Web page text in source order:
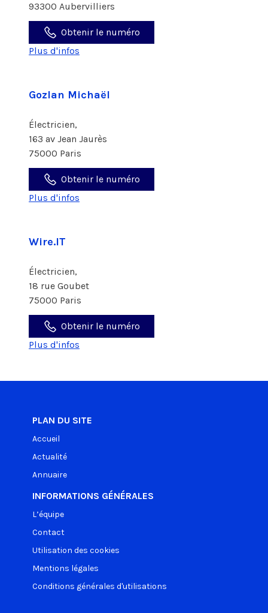
93300 Aubervilliers
Obtenir le numéro
Plus d'infos
Gozlan Michaël
Électricien,
163 av Jean Jaurès
75000 Paris
Obtenir le numéro
Plus d'infos
Wire.IT
Électricien,
18 rue Goubet
75000 Paris
Obtenir le numéro
Plus d'infos
PLAN DU SITE
Accueil
Actualité
Annuaire
INFORMATIONS GÉNÉRALES
L’équipe
Contact
Utilisation des cookies
Mentions légales
Conditions générales d'utilisations